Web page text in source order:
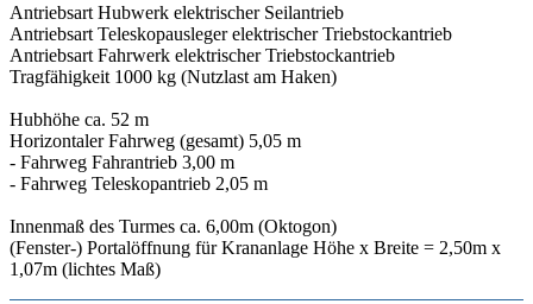
Antriebsart Hubwerk elektrischer Seilantrieb
Antriebsart Teleskopausleger elektrischer Triebstockantrieb
Antriebsart Fahrwerk elektrischer Triebstockantrieb
Tragfähigkeit 1000 kg (Nutzlast am Haken)
Hubhöhe ca. 52 m
Horizontaler Fahrweg (gesamt) 5,05 m
- Fahrweg Fahrantrieb 3,00 m
- Fahrweg Teleskopantrieb 2,05 m
Innenmaß des Turmes ca. 6,00m (Oktogon)
(Fenster-) Portalöffnung für Krananlage Höhe x Breite = 2,50m x
1,07m (lichtes Maß)